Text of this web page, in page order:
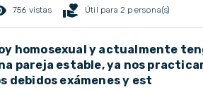
756 vistas volunteer_activism Útil para 2 persona(s)
homosexual y actualmente
pareja estable, ya nos
debidos exámenes y est